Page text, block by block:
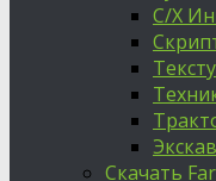
С/Х
Скачать